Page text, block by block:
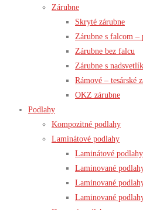
Zárubne
Skryté zárubne
Zárubne s falcom –
Zárubne bez falcu
Zárubne s
Rámové – tesárské
OKZ zárubne
Podlahy
Kompozitné podlahy
Laminátové podlahy
Laminátové
Laminované
Laminované
Laminované